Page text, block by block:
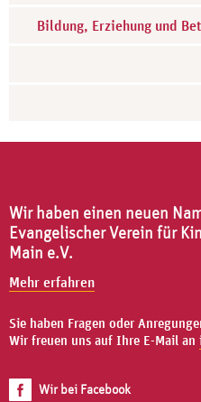
Bildung, Erziehung und
Wir haben einen neuen
Evangelischer Verein für
Main e.V.
Mehr erfahren
Sie haben Fragen oder
Wir freuen uns auf Ihre E-Mail an
Wir bei Facebook